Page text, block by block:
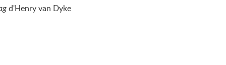
d'Henry van Dyke